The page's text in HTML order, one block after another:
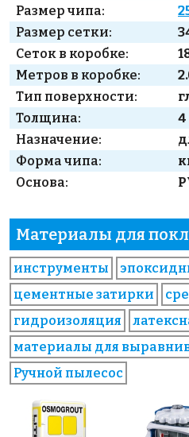
Размер чипа:
Размер сетки:
Сеток в коробке:
Метров в коробке:
Тип поверхности:
Толщина:
4
Назначение:
Форма чипа:
Основа:
Материалы для
инструменты
цементные затирки
гидроизоляция
материалы для
Ручной пылесос